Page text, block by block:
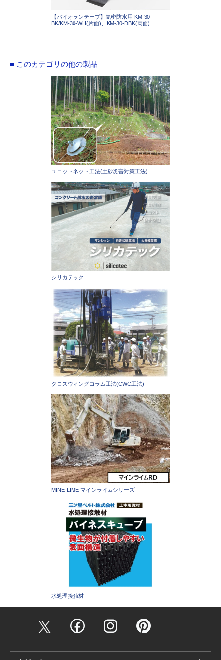
【パイオランテープ】気密防水用 KM-30-
BK/KM-30-WH(片面)、KM-30-DBK(両面)
■ このカテゴリの他の製品
ユニットネット工法(土砂災害対策工法)
シリカテック
クロスウィングコラム工法(CWC工法)
MINE-LIME マインライムシリーズ
水処理接触材